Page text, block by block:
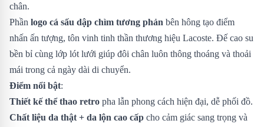
chân.
Phần logo cá sấu dập chìm tương phản bên hông tạo điểm
nhấn ấn tượng, tôn vinh tinh thần thương hiệu Lacoste. Đế cao su
bền bỉ cùng lớp lót lưới giúp đôi chân luôn thông thoáng và thoải
mái trong cả ngày dài di chuyển.
Điểm nổi bật:
Thiết kế thể thao retro pha lẫn phong cách hiện đại, dễ phối đồ.
Chất liệu da thật + da lộn cao cấp cho cảm giác sang trọng và